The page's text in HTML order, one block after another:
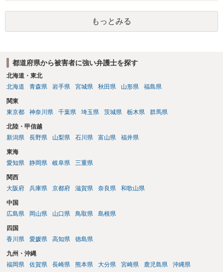
検察官の処分判断の際、相談者さんの意向を示す証拠の一つとして位
置づけられる様に思われます。 より詳細についてお聞きになりたい場
合、最寄りの法律事務所での相談を検討ください
もっとみる
都道府県から被害者に強い弁護士を探す
北海道・東北
北海道
青森県 岩手県 宮城県 秋田県 山形県 福島県
関東
東京都
神奈川県 千葉県 埼玉県 茨城県 栃木県 群馬県
北陸・甲信越
新潟県
長野県 山梨県 石川県 富山県 福井県
東海
愛知県
静岡県 岐阜県 三重県
関西
大阪府
兵庫県 京都府 滋賀県 奈良県 和歌山県
中国
広島県
岡山県 山口県 鳥取県 島根県
四国
香川県
愛媛県 高知県 徳島県
九州・沖縄
福岡県
佐賀県 長崎県 熊本県 大分県 宮崎県 鹿児島県 沖縄県